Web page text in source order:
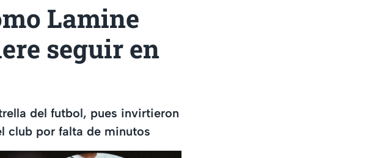
Lamine
seguir en
del futbol, pues invirtieron
club por falta de minutos